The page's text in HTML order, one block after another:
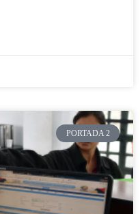
PORTADA 2